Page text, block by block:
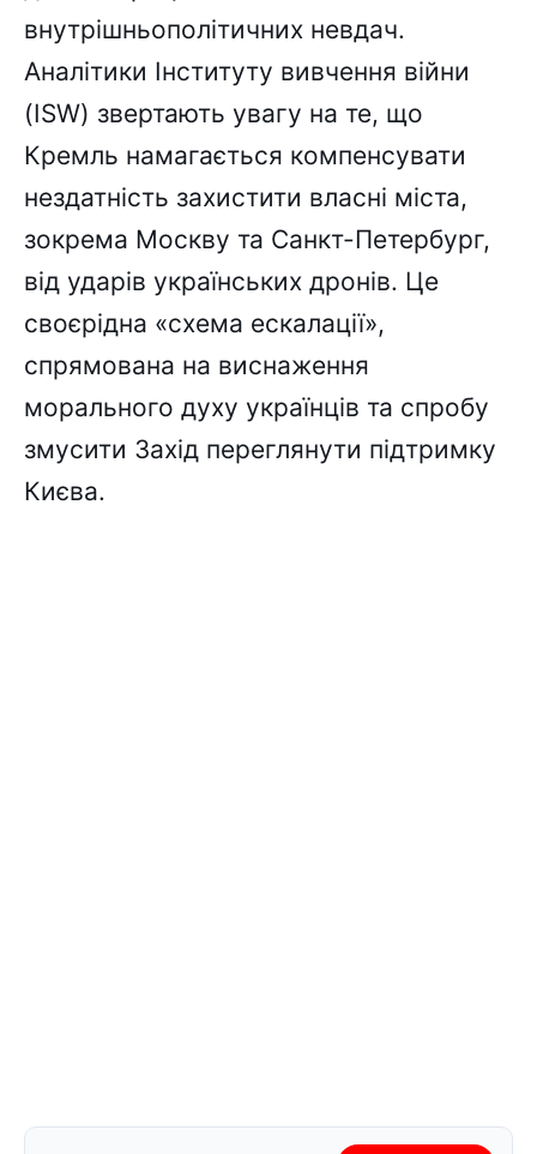
внутрішньополітичних невдач.
Аналітики Інституту вивчення війни
(ISW) звертають увагу на те, що
Кремль намагається компенсувати
нездатність захистити власні міста,
зокрема Москву та Санкт-Петербург,
від ударів українських дронів. Це
своєрідна «схема ескалації»,
спрямована на виснаження
морального духу українців та спробу
змусити Захід переглянути підтримку
Києва.